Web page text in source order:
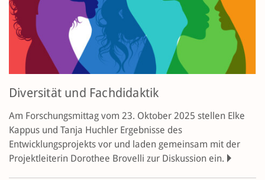
Diversität und Fachdidaktik
Am Forschungsmittag vom 23. Oktober 2025 stellen Elke
Kappus und Tanja Huchler Ergebnisse des
Entwicklungsprojekts vor und laden gemeinsam mit der
Projektleiterin Dorothee Brovelli zur Diskussion ein.